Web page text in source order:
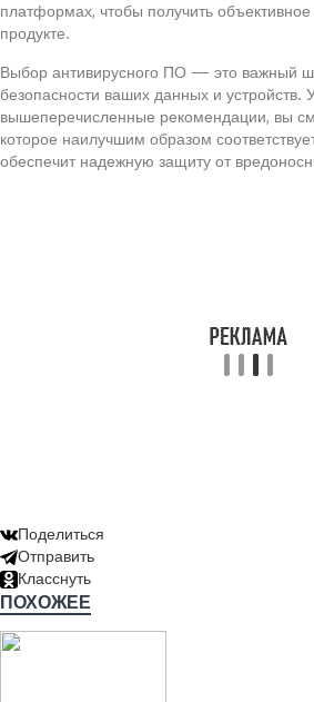
платформах, чтобы получить
продукте.
Выбор антивирусного ПО — это важный
безопасности ваших данных и устройств.
вышеперечисленные рекомендации, вы
которое наилучшим образом
обеспечит надежную защиту от
Поделиться
Отправить
Класснуть
ПОХОЖЕЕ